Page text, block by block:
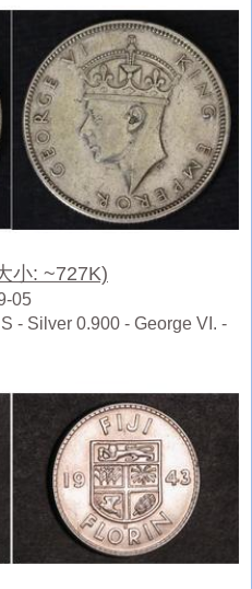
小: ~727K)
05
- Silver 0.900 - George VI. -